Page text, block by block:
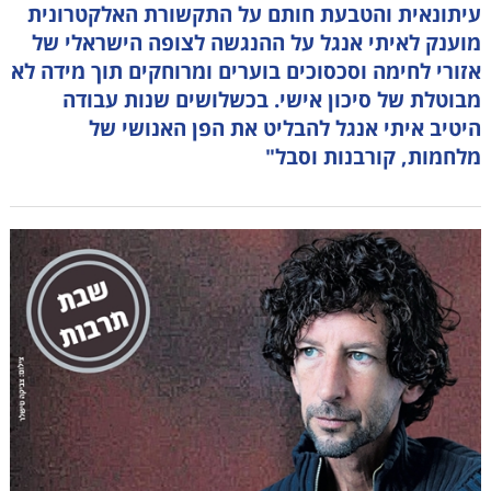
עיתונאית והטבעת חותם על התקשורת האלקטרונית
מוענק לאיתי אנגל על ההנגשה לצופה הישראלי של
אזורי לחימה וסכסוכים בוערים ומרוחקים תוך מידה לא
מבוטלת של סיכון אישי. בכשלושים שנות עבודה
היטיב איתי אנגל להבליט את הפן האנושי של
מלחמות, קורבנות וסבל"